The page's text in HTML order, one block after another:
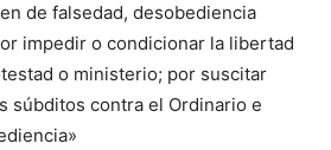
de falsedad, desobediencia
impedir o condicionar la libertad
o ministerio; por suscitar
súbditos contra el Ordinario e